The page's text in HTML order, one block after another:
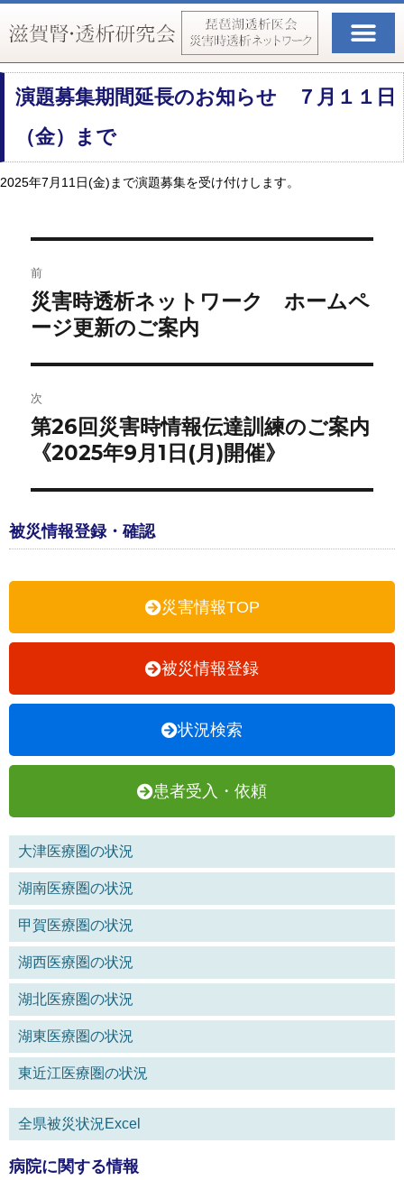
演題募集期間延長のお知らせ ７月１１日
（金）まで
2025年7月11日(金)まで演題募集を受け付けします。
前
災害時透析ネットワーク ホームペ
ージ更新のご案内
次
第26回災害時情報伝達訓練のご案内
《2025年9月1日(月)開催》
被災情報登録・確認
災害情報TOP
被災情報登録
状況検索
患者受入・依頼
大津医療圏の状況
湖南医療圏の状況
甲賀医療圏の状況
湖西医療圏の状況
湖北医療圏の状況
湖東医療圏の状況
東近江医療圏の状況
全県被災状況Excel
病院に関する情報